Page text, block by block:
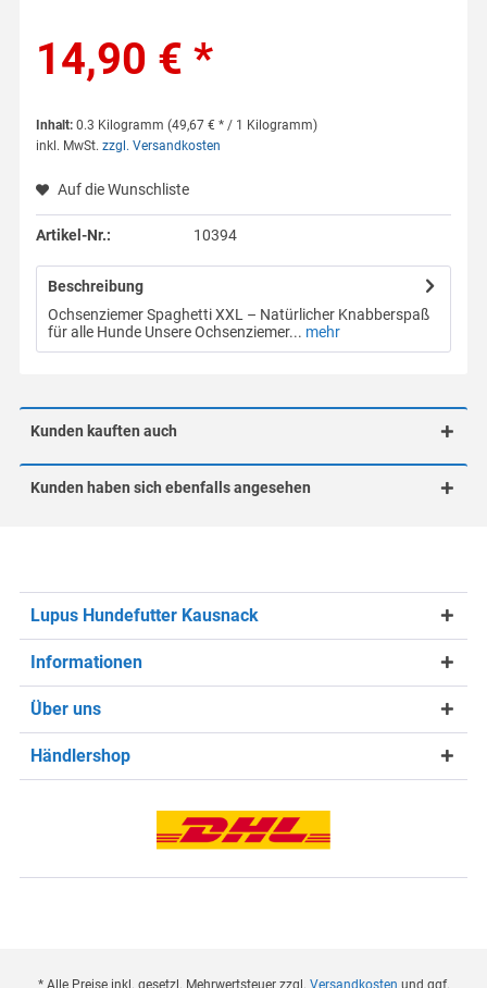
14,90 € *
Inhalt: 0.3 Kilogramm (49,67 € * / 1 Kilogramm)
inkl. MwSt. zzgl. Versandkosten
Auf die Wunschliste
Artikel-Nr.: 10394
Beschreibung
Ochsenziemer Spaghetti XXL – Natürlicher Knabberspaß
für alle Hunde Unsere Ochsenziemer... mehr
Kunden kauften auch
Kunden haben sich ebenfalls angesehen
Lupus Hundefutter Kausnack
Informationen
Über uns
Händlershop